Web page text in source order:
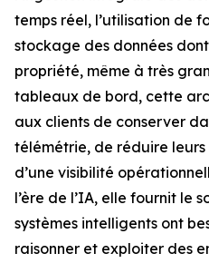
temps réel, l’utilisation de
stockage des données
propriété, même à très
tableaux de bord, cette
aux clients de conserver
télémétrie, de réduire
d’une visibilité
l’ère de l’IA, elle fournit le
systèmes intelligents ont
raisonner et exploiter des